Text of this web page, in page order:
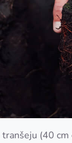
(40